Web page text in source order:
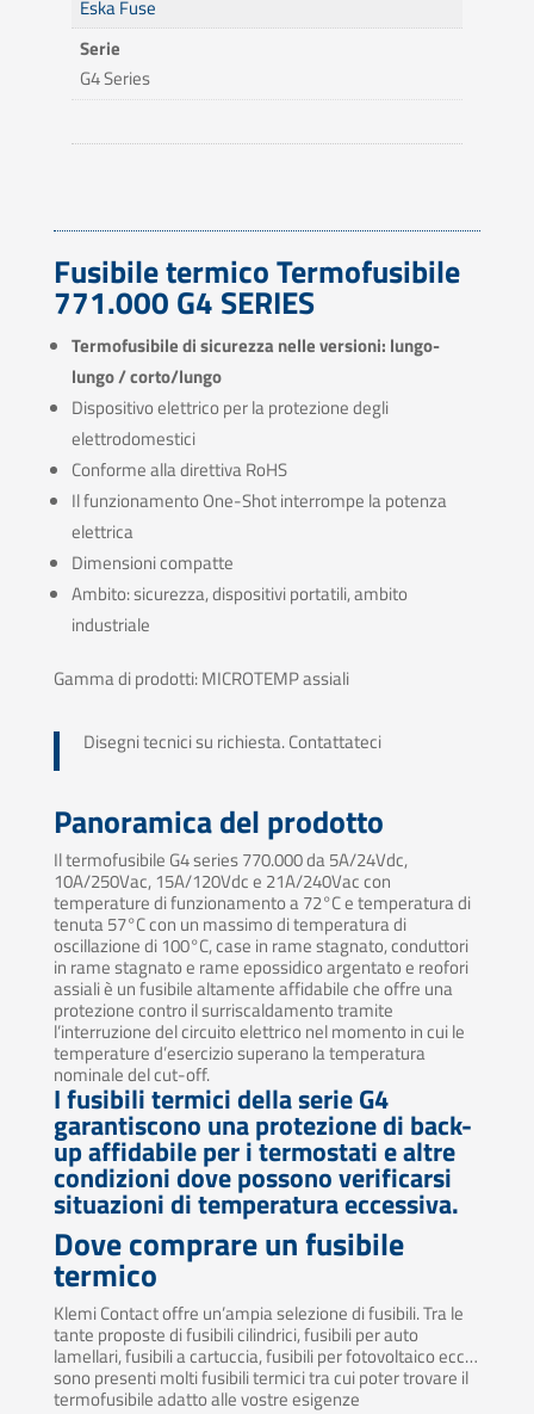
Eska Fuse
Serie
G4 Series
Fusibile termico Termofusibile
771.000 G4 SERIES
Termofusibile di sicurezza nelle versioni: lungo-
lungo / corto/lungo
Dispositivo elettrico per la protezione degli
elettrodomestici
Conforme alla direttiva RoHS
Il funzionamento One-Shot interrompe la potenza
elettrica
Dimensioni compatte
Ambito: sicurezza, dispositivi portatili, ambito
industriale
Gamma di prodotti: MICROTEMP assiali
Disegni tecnici su richiesta. Contattateci
Panoramica del prodotto
Il termofusibile G4 series 770.000 da 5A/24Vdc,
10A/250Vac, 15A/120Vdc e 21A/240Vac con
temperature di funzionamento a 72°C e temperatura di
tenuta 57°C con un massimo di temperatura di
oscillazione di 100°C, case in rame stagnato, conduttori
in rame stagnato e rame epossidico argentato e reofori
assiali è un fusibile altamente affidabile che offre una
protezione contro il surriscaldamento tramite
l’interruzione del circuito elettrico nel momento in cui le
temperature d’esercizio superano la temperatura
nominale del cut-off.
I fusibili termici della serie G4
garantiscono una protezione di back-
up affidabile per i termostati e altre
condizioni dove possono verificarsi
situazioni di temperatura eccessiva.
Dove comprare un fusibile
termico
Klemi Contact offre un’ampia selezione di fusibili. Tra le
tante proposte di fusibili cilindrici, fusibili per auto
lamellari, fusibili a cartuccia, fusibili per fotovoltaico ecc…
sono presenti molti fusibili termici tra cui poter trovare il
termofusibile adatto alle vostre esigenze